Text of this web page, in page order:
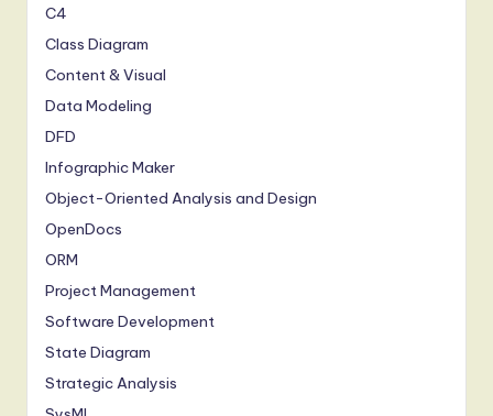
t
e
s
t
T
r
e
n
d
s
in
C4
Class Diagram
Content & Visual
Data Modeling
DFD
Infographic Maker
Object-Oriented Analysis and Design
OpenDocs
ORM
Project Management
Software Development
State Diagram
Strategic Analysis